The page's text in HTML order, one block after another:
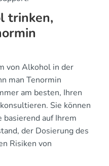
trinken,
von Alkohol in der
man Tenormin
am besten, Ihren
Sie können
auf Ihrem
der Dosierung des
Risiken von